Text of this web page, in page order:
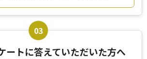
ートに答えていただいた方へ